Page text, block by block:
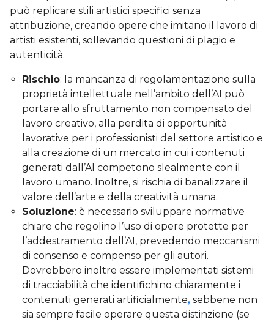
può replicare stili artistici specifici senza
attribuzione, creando opere che imitano il lavoro di
artisti esistenti, sollevando questioni di plagio e
autenticità.
Rischio: la mancanza di regolamentazione sulla
proprietà intellettuale nell’ambito dell’AI può
portare allo sfruttamento non compensato del
lavoro creativo, alla perdita di opportunità
lavorative per i professionisti del settore artistico e
alla creazione di un mercato in cui i contenuti
generati dall’AI competono slealmente con il
lavoro umano. Inoltre, si rischia di banalizzare il
valore dell’arte e della creatività umana.
Soluzione: è necessario sviluppare normative
chiare che regolino l’uso di opere protette per
l’addestramento dell’AI, prevedendo meccanismi
di consenso e compenso per gli autori.
Dovrebbero inoltre essere implementati sistemi
di tracciabilità che identifichino chiaramente i
contenuti generati artificialmente, sebbene non
sia sempre facile operare questa distinzione (se